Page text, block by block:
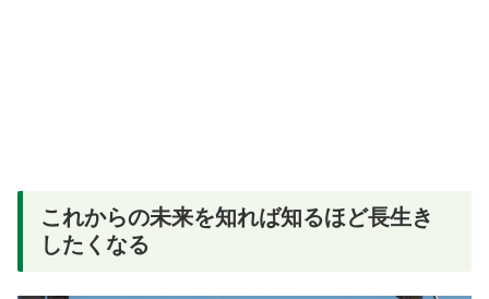
これからの未来を知れば知るほど長生き
したくなる